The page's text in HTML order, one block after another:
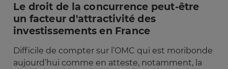
Le droit de la concurrence peut-être
un facteur d'attractivité des
investissements en France
Difficile de compter sur l’OMC qui est moribonde
aujourd’hui comme en atteste, notamment, la